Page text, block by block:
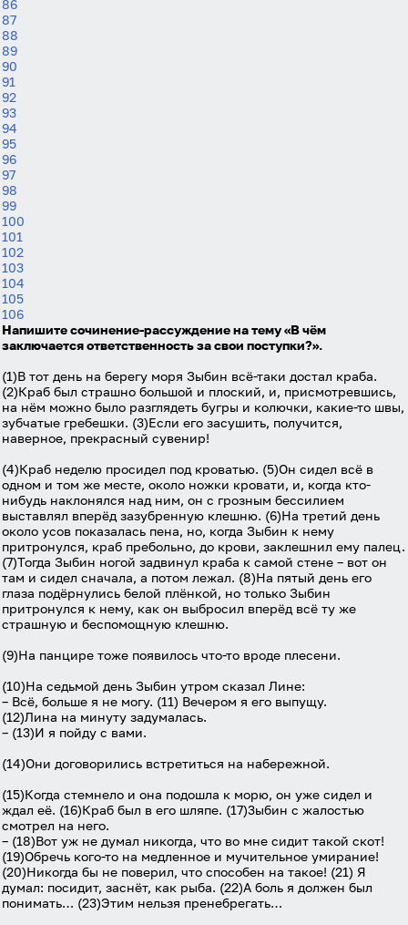
соглашение.
Войти
Войти через Вконтакте
Войти через Яндекс
86
87
88
89
90
91
92
93
94
95
96
97
98
99
100
101
102
103
104
105
106
Напишите сочинение-рассуждение на тему «В чём
заключается ответственность за свои поступки?».
(1)В тот день на берегу моря Зыбин всё-таки достал краба.
(2)Краб был страшно большой и плоский, и, присмотревшись,
на нём можно было разглядеть бугры и колючки, какие-то швы,
зубчатые гребешки. (3)Если его засушить, получится,
наверное, прекрасный сувенир!
(4)Краб неделю просидел под кроватью. (5)Он сидел всё в
одном и том же месте, около ножки кровати, и, когда кто-
нибудь наклонялся над ним, он с грозным бессилием
выставлял вперёд зазубренную клешню. (6)На третий день
около усов показалась пена, но, когда Зыбин к нему
притронулся, краб пребольно, до крови, заклешнил ему палец.
(7)Тогда Зыбин ногой задвинул краба к самой стене – вот он
там и сидел сначала, а потом лежал. (8)На пятый день его
глаза подёрнулись белой плёнкой, но только Зыбин
притронулся к нему, как он выбросил вперёд всё ту же
страшную и беспомощную клешню.
(9)На панцире тоже появилось что-то вроде плесени.
(10)На седьмой день Зыбин утром сказал Лине:
– Всё, больше я не могу. (11) Вечером я его выпущу.
(12)Лина на минуту задумалась.
– (13)И я пойду с вами.
(14)Они договорились встретиться на набережной.
(15)Когда стемнело и она подошла к морю, он уже сидел и
ждал её. (16)Краб был в его шляпе. (17)3ыбин с жалостью
смотрел на него.
– (18)Вот уж не думал никогда, что во мне сидит такой скот!
(19)Обречь кого-то на медленное и мучительное умирание!
(20)Никогда бы не поверил, что способен на такое! (21) Я
думал: посидит, заснёт, как рыба. (22)А боль я должен был
понимать… (23)Этим нельзя пренебрегать…